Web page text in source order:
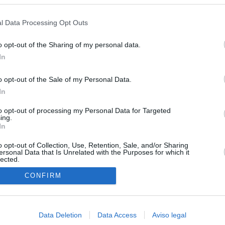
Data Processing Opt Outs
opt-out of the Sharing of my personal data.
opt-out of the Sale of my Personal Data.
opt-out of processing my Personal Data for Targeted
opt-out of Collection, Use, Retention, Sale, and/or Sharing
Data that Is Unrelated with the Purposes for which it
CONFIRM
Data Deletion Data Access Aviso legal
por los incendios
de los honorarios de la inmobiliaria a la estimación de venta
era de la impunidad
juzgar a la alcaldesa de Alcalá por la filtración de informes
a la jefa" Ayuso
dentro de los grupos de WhatsApp, Facebook e Instagram
nuevo cruce a Ceuta desde Marruecos para el 15 de agosto